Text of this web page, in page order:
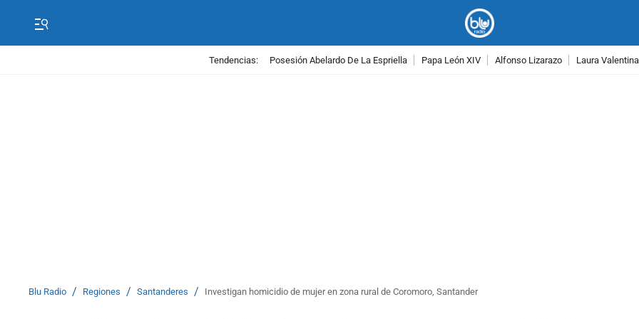
Tendencias: Posesión Abelardo De La Espriella Papa León XIV Alfonso Lizarazo Laura
Blu Radio / Regiones / Santanderes / Investigan homicidio de mujer en zona rural de Coromoro, Santander